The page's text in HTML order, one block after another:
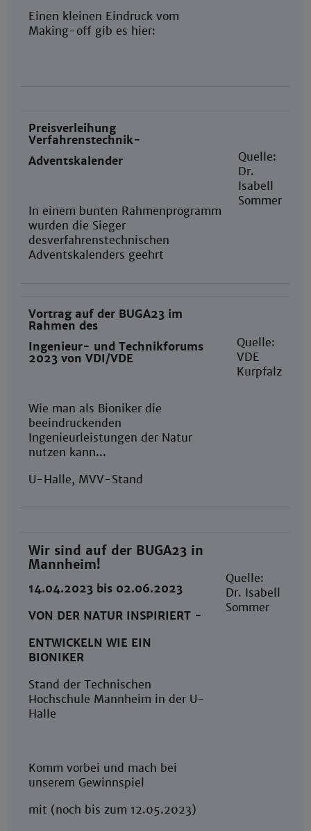
Einen kleinen Eindruck vom
Making-off gib es hier:
Preisverleihung
Verfahrenstechnik-
Adventskalender
In einem bunten Rahmenprogramm
wurden die Sieger
desverfahrenstechnischen
Adventskalenders geehrt
Quelle:
Dr.
Isabell
Sommer
Vortrag auf der BUGA23 im
Rahmen des
Ingenieur- und Technikforums
2023 von VDI/VDE
Wie man als Bioniker die
beeindruckenden
Ingenieurleistungen der Natur
nutzen kann...
U-Halle, MVV-Stand
Quelle:
VDE
Kurpfalz
Wir sind auf der BUGA23 in
Mannheim!
14.04.2023 bis 02.06.2023
VON DER NATUR INSPIRIERT -
ENTWICKELN WIE EIN
BIONIKER
Stand der Technischen
Hochschule Mannheim in der U-
Halle
Komm vorbei und mach bei
unserem Gewinnspiel
mit (noch bis zum 12.05.2023)
Quelle:
Dr. Isabell
Sommer